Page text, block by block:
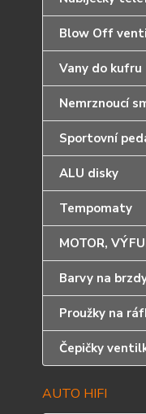
Blow Off
Vany do kufru
Nemrznoucí
Sportovní
ALU disky
Tempomaty
MOTOR,
Barvy na
Proužky na
Čepičky
AUTO HIFI